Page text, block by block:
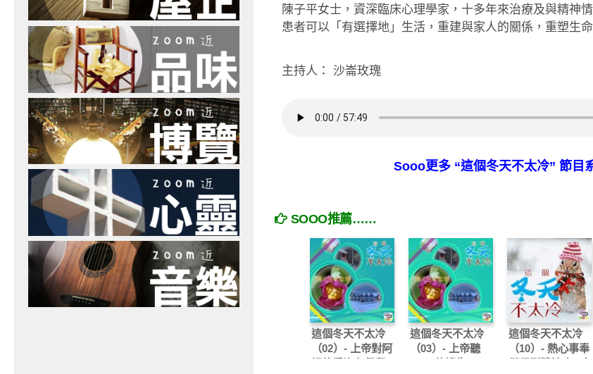
陳子平女士，資深臨床心理學家，十多年來治療及與精神
患者可以「有選擇地」生活，重建與家人的關係，重塑生
主持人： 沙崙玫瑰
Sooo更多 “這個冬天不太冷” 節目
SOOO推薦……
這個冬天不太冷
（02）- 上帝對阿
這個冬天不太冷
（03）- 上帝聽
這個冬天不太冷
（10）- 熱心事奉